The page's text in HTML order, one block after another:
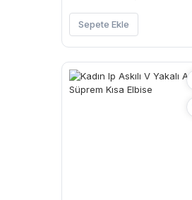
Sepete Ekle